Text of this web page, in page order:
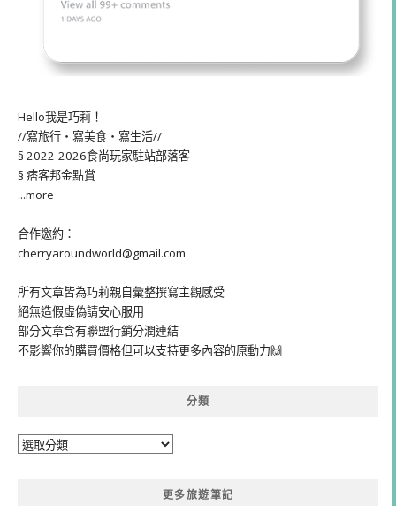
Hello我是巧莉！
//寫旅行・寫美食・寫生活//
§ 2022-2026食尚玩家駐站部落客
§ 痞客邦金點賞
...more
合作邀約：
cherryaroundworld@gmail.com
所有文章皆為巧莉親自彙整撰寫主觀感受
絕無造假虛偽請安心服用
部分文章含有聯盟行銷分潤連結
不影響你的購買價格但可以支持更多內容的原動力🙌
分類
分
更多旅遊筆記